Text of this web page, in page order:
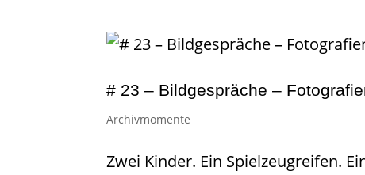
# 23 – Bildgespräche –
Archivmomente
Zwei Kinder. Ein Spielzeugreifen.